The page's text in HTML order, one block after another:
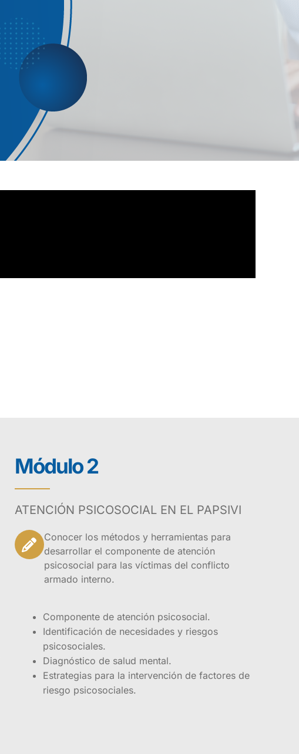
Módulo 2
ATENCIÓN PSICOSOCIAL EN EL PAPSIVI
Conocer los métodos y herramientas para
desarrollar el componente de atención
psicosocial para las víctimas del conflicto
armado interno.
Componente de atención psicosocial.
Identificación de necesidades y riesgos
psicosociales.
Diagnóstico de salud mental.
Estrategias para la intervención de factores de
riesgo psicosociales.